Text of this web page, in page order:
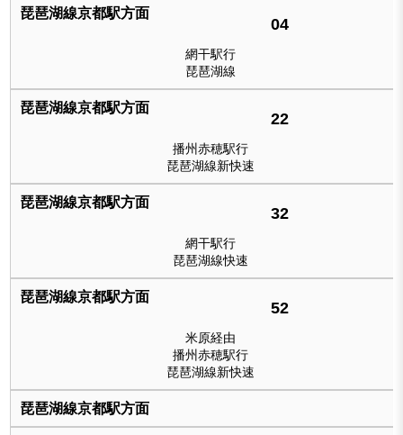
04
網干駅行
琵琶湖線
22
播州赤穂駅行
琵琶湖線新快速
32
網干駅行
琵琶湖線快速
52
米原経由
播州赤穂駅行
琵琶湖線新快速